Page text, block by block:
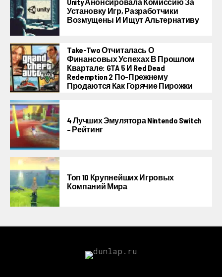
Установку Игр, Разработчики
Возмущены И Ищут Альтернативу
Take-Two Отчиталась О
Финансовых Успехах В Прошлом
Квартале: GTA 5 И Red Dead
Redemption 2 По-Прежнему
Продаются Как Горячие Пирожки
4 Лучших Эмулятора Nintendo Switch
– Рейтинг
Топ 10 Крупнейших Игровых
Компаний Мира